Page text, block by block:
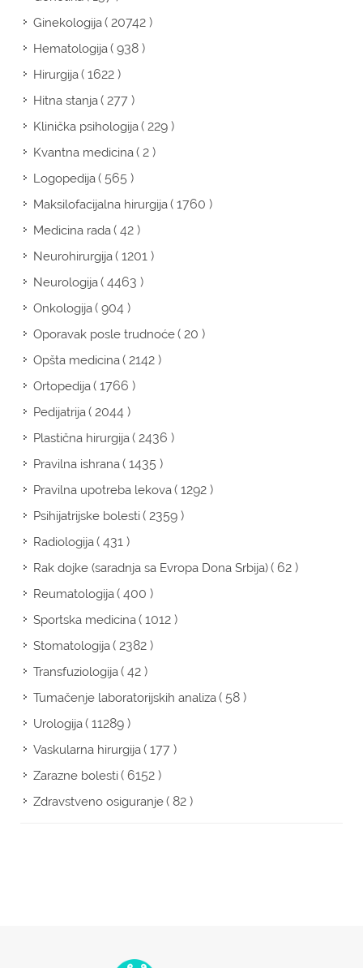
Ginekologija( 20742 )
Hematologija( 938 )
Hirurgija( 1622 )
Hitna stanja( 277 )
Klinička psihologija( 229 )
Kvantna medicina( 2 )
Logopedija( 565 )
Maksilofacijalna hirurgija( 1760 )
Medicina rada( 42 )
Neurohirurgija( 1201 )
Neurologija( 4463 )
Onkologija( 904 )
Oporavak posle trudnoće( 20 )
Opšta medicina( 2142 )
Ortopedija( 1766 )
Pedijatrija( 2044 )
Plastična hirurgija( 2436 )
Pravilna ishrana( 1435 )
Pravilna upotreba lekova( 1292 )
Psihijatrijske bolesti( 2359 )
Radiologija( 431 )
Rak dojke (saradnja sa Evropa Dona Srbija)( 62 )
Reumatologija( 400 )
Sportska medicina( 1012 )
Stomatologija( 2382 )
Transfuziologija( 42 )
Tumačenje laboratorijskih analiza( 58 )
Urologija( 11289 )
Vaskularna hirurgija( 177 )
Zarazne bolesti( 6152 )
Zdravstveno osiguranje( 82 )